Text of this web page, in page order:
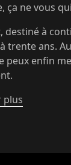
ça ne vous
destiné à
trente ans.
peux enfin
plus